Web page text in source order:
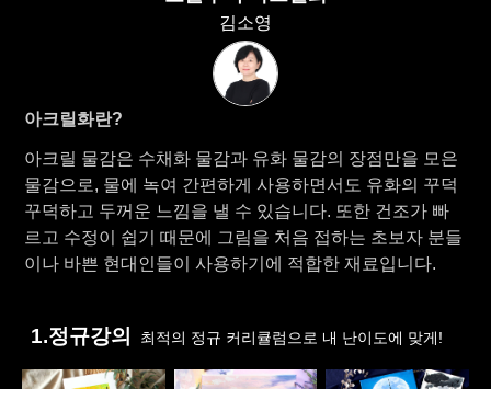
김소영
아크릴화란?
아크릴 물감은 수채화 물감과 유화 물감의 장점만을 모은
물감으로, 물에 녹여 간편하게 사용하면서도 유화의 꾸덕
꾸덕하고 두꺼운 느낌을 낼 수 있습니다. 또한 건조가 빠
르고 수정이 쉽기 때문에 그림을 처음 접하는 초보자 분들
이나 바쁜 현대인들이 사용하기에 적합한 재료입니다.
1.정규강의 최적의 정규 커리큘럼으로 내 난이도에 맞게!